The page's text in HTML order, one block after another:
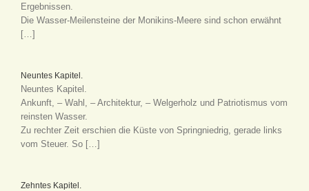
Ergebnissen.
Die Wasser-Meilensteine der Monikins-Meere sind schon erwähnt
[…]
Neuntes Kapitel.
Neuntes Kapitel.
Ankunft, – Wahl, – Architektur, – Welgerholz und Patriotismus vom
reinsten Wasser.
Zu rechter Zeit erschien die Küste von Springniedrig, gerade links
vom Steuer. So […]
Zehntes Kapitel.